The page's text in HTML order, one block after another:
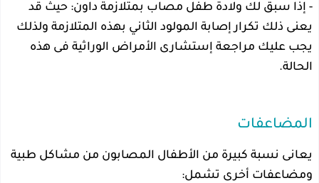
- إذا سبق لك ولادة طفل مصاب بمتلازمة داون: حيث قد
يعنى ذلك تكرار إصابة المولود الثاني بهذه المتلازمة ولذلك
يجب عليك مراجعة إستشارى الأمراض الوراثية فى هذه
الحالة.
المضاعفات
يعانى نسبة كبيرة من الأطفال المصابون من مشاكل طبية
ومضاعفات أخرى تشمل: